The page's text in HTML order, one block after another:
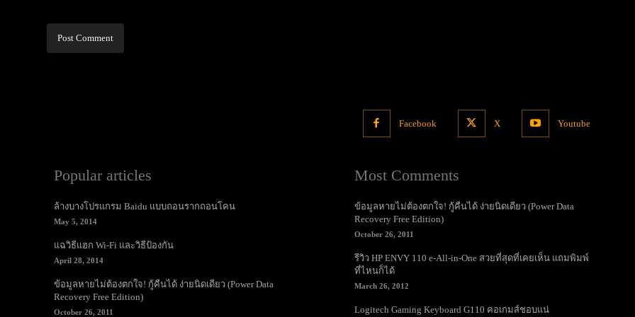
Facebook X Youtube
Popular articles
ล้างบางโปรแกรม Baidu แบบถอนรากถอนโคน
May 5, 2014
แฉวิธีแฮก Wi-Fi และวิธีป้องกัน
April 28, 2014
ข้อมูลหายไม่ต้องตกใจ! กู้คืนได้ ง่ายนิดเดียว (Power Data
Recovery Free Edition)
October 26, 2011
Most Comments
ข้อมูลหายไม่ต้องตกใจ! กู้คืนได้ ง่ายนิดเดียว (Power Data
Recovery Free Edition)
October 26, 2011
รีวิว HP ENVY 110 e-All-in-One สวยที่สุดที่เคยเห็น แถมพิมพ์
ที่ไหนก็ได้
March 26, 2012
Logitech Gaming Keyboard G110 คอเกมส์ชอบแน่